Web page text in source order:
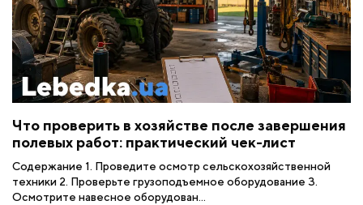
Что проверить в хозяйстве после завершения
полевых работ: практический чек-лист
Содержание 1. Проведите осмотр сельскохозяйственной
техники 2. Проверьте грузоподъемное оборудование 3.
Осмотрите навесное оборудован...